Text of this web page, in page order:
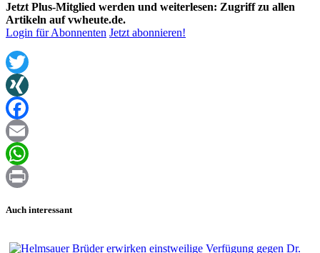
Jetzt Plus-Mitglied werden und weiterlesen: Zugriff zu allen
Artikeln auf vwheute.de.
Login für Abonnenten Jetzt abonnieren!
Twitter
XING
Facebook
Email
WhatsApp
Auch interessant